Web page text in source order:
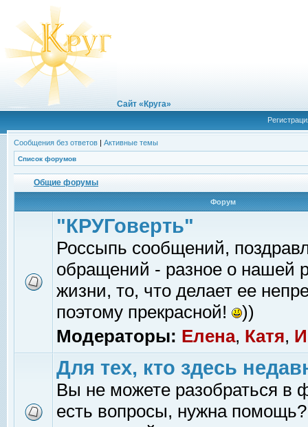
Сайт «Круга»
Сообщения без ответов | Активные темы
Список форумов
Общие форумы
Форум
"КРУГоверть"
Россыпь сообщений,
обращений - разное о нашей
жизни, то, что делает ее
поэтому прекрасной!
))
Модераторы: Елена, Катя,
Для тех, кто здесь
Вы не можете разобраться в
есть вопросы, нужна помощь?